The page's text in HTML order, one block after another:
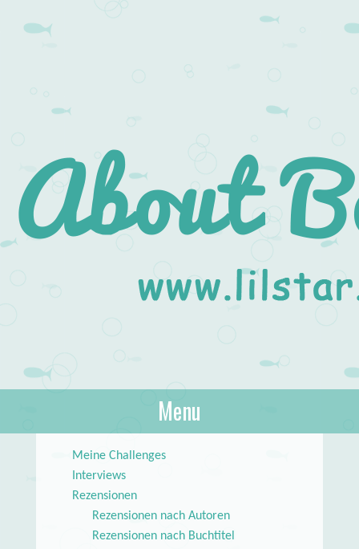
About Books
lilstar.de
Menu
Meine Challenges
Interviews
Rezensionen
Rezensionen nach Autoren
Rezensionen nach Buchtitel